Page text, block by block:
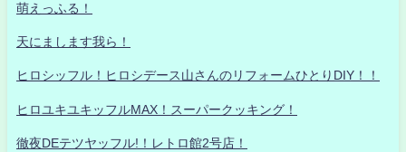
萌えっふる！
天にまします我ら！
ヒロシッフル！ヒロシデース山さんのリフォームひとりDIY！！
ヒロユキユキッフルMAX！スーパークッキング！
徹夜DEテツヤッフル!！レトロ館2号店！